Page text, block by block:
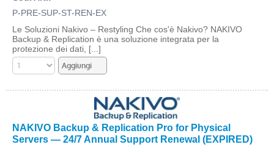
P-PRE-SUP-ST-REN-EX
Le Soluzioni Nakivo – Restyling Che cos'è Nakivo? NAKIVO
Backup & Replication è una soluzione integrata per la
protezione dei dati, [...]
NAKIVO Backup & Replication Pro for Physical
Servers — 24/7 Annual Support Renewal (EXPIRED)